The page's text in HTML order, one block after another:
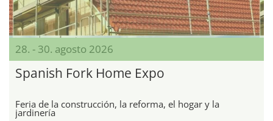
28. - 30. agosto 2026
Spanish Fork Home Expo
Feria de la construcción, la reforma, el hogar y la
jardinería